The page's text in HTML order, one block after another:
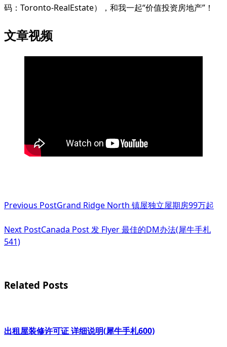
码：Toronto-RealEstate），和我一起“价值投资房地产”！
文章视频
class="nav-
subtitle
screen-
text">Page</span>
Previous PostGrand Ridge North 镇屋独立屋期房99万起
Next PostCanada Post 发 Flyer 最佳的DM办法(犀牛手札
541)
Related Posts
出租屋装修许可证 详细说明(犀牛手札600)